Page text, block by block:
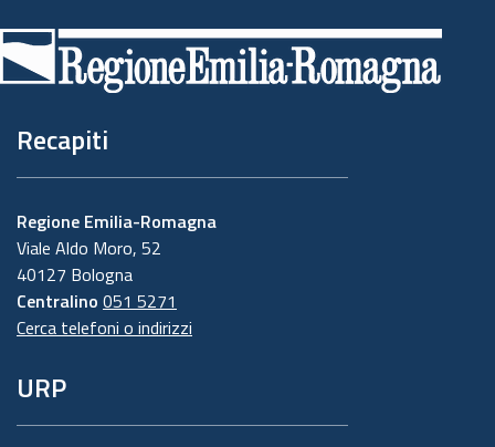
di
pagina
Recapiti
Regione Emilia-Romagna
Viale Aldo Moro, 52
40127 Bologna
Centralino 051 5271
Cerca telefoni o indirizzi
URP